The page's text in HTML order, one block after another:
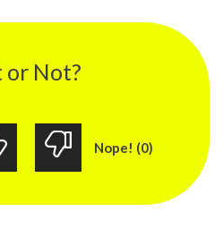
or Not?
Nope! (0)